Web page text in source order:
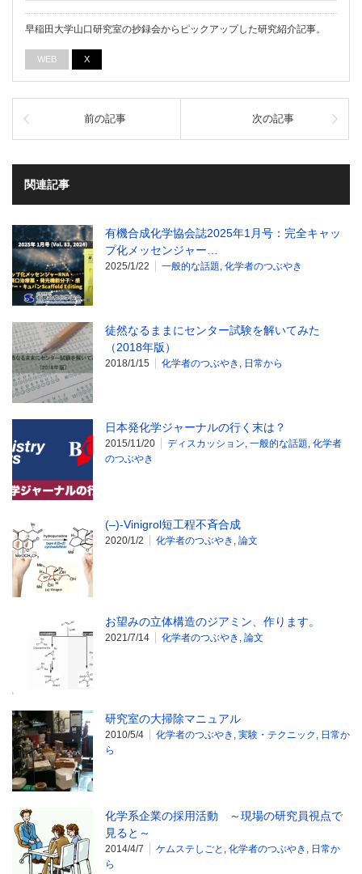
早稲田大学山口研究室の抄録会からピックアップした研究紹介記事。
WEB X
前の記事 次の記事
関連記事
有機合成化学協会誌2025年1月号：完全キャッ
プ化メッセンジャー…
2025/1/22 一般的な話題, 化学者のつぶやき
徒然なるままにセンター試験を解いてみた
（2018年版）
2018/1/15 化学者のつぶやき , 日常から
日本発化学ジャーナルの行く末は？
2015/11/20 ディスカッション, 一般的な話題, 化学者
のつぶやき
(–)-Vinigrol短工程不斉合成
2020/1/2 化学者のつぶやき , 論文
お望みの立体構造のジアミン、作ります。
2021/7/14 化学者のつぶやき , 論文
研究室の大掃除マニュアル
2010/5/4 化学者のつぶやき , 実験・テクニック , 日常か
ら
化学系企業の採用活動 ～現場の研究員視点で
見ると～
2014/4/7 ケムステしごと , 化学者のつぶやき , 日常か
ら